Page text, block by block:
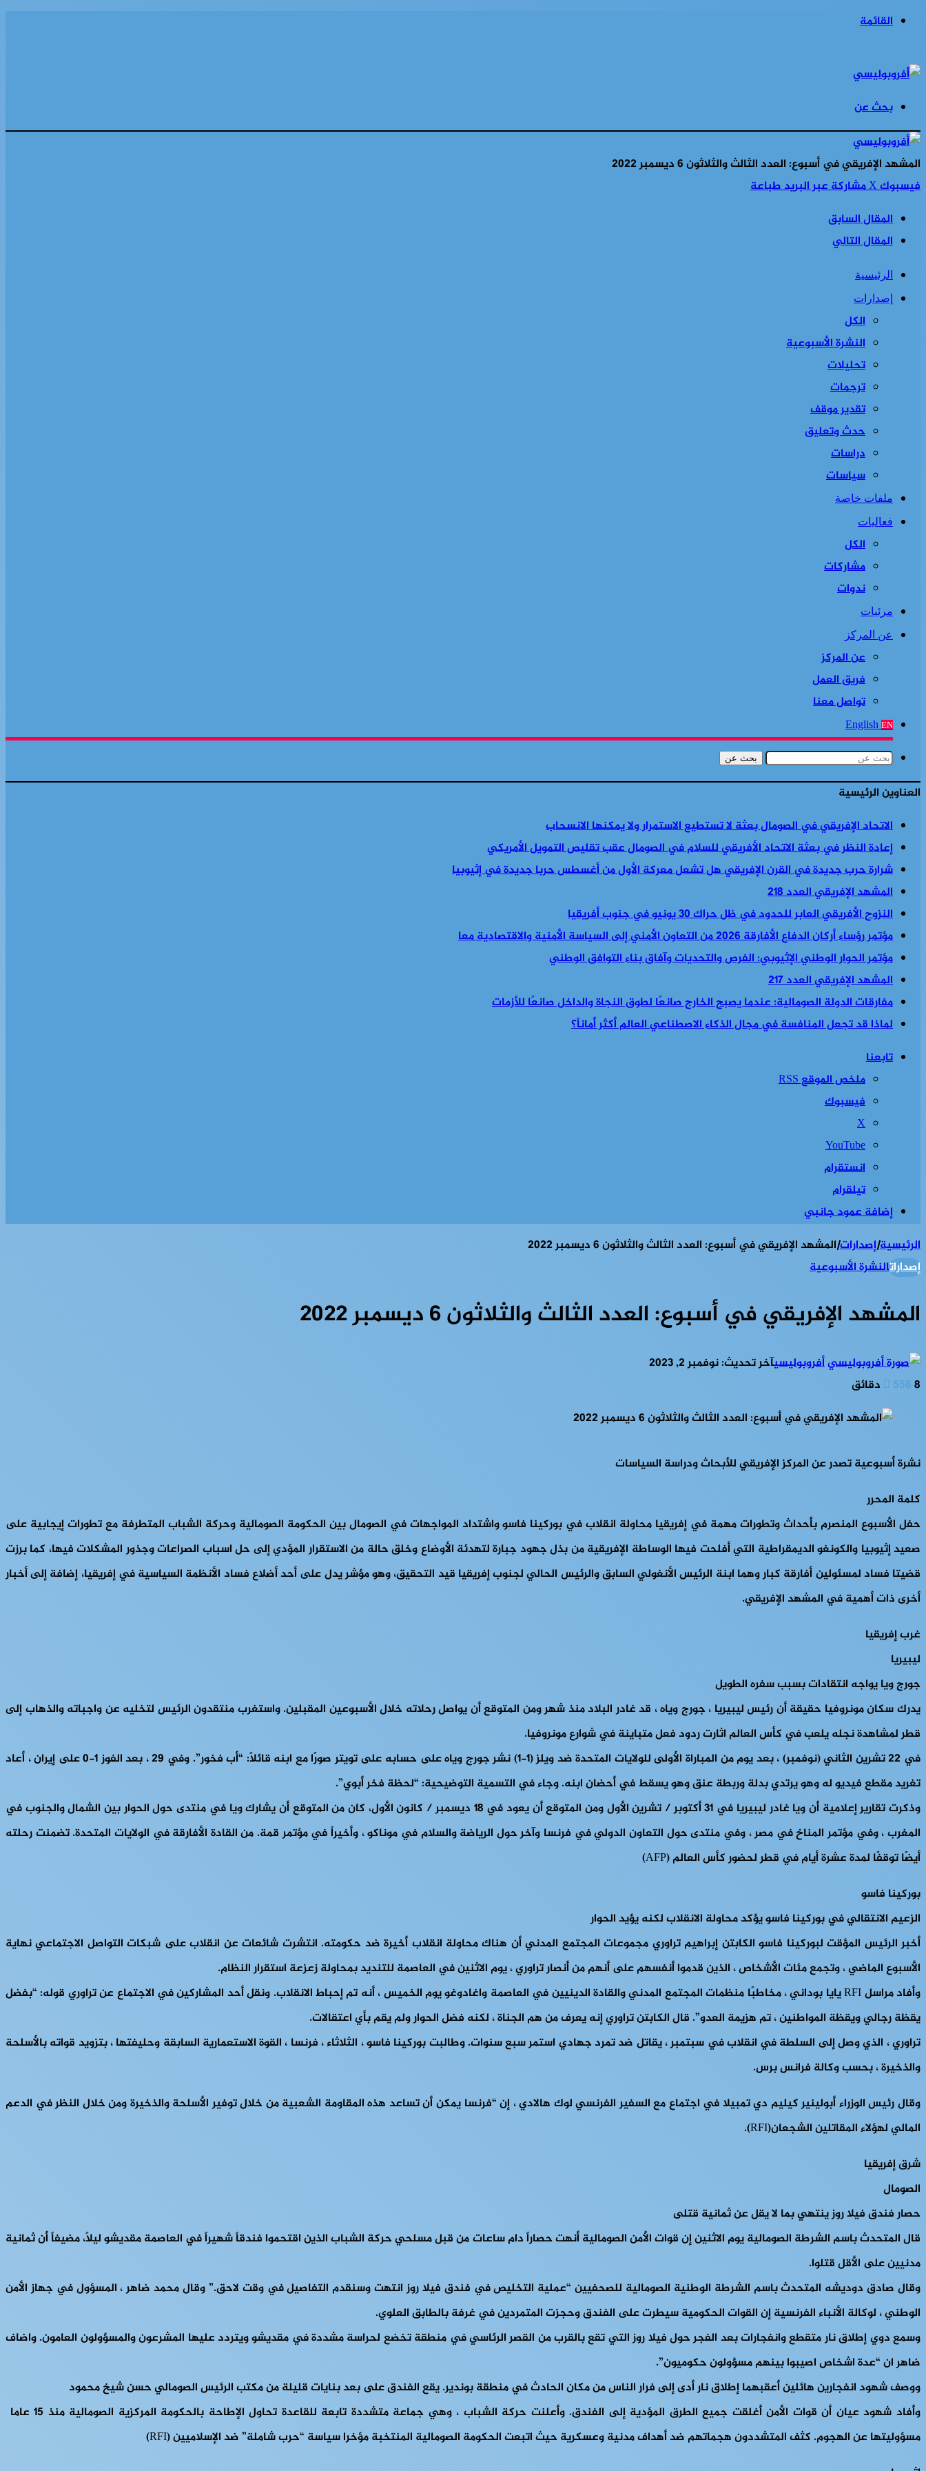
القائمة
بحث عن
المشهد الإفريقي في أسبوع: العدد الثالث والثلاثون 6 ديسمبر 2022
فيسبوك‫Xمشاركة عبر البريدطباعة
المقال السابق
المقال التالي
الرئيسية
إصدارات
الكل
النشرة الأسبوعية
تحليلات
ترجمات
تقدير موقف
حدث وتعليق
دراسات
سياسات
ملفات خاصة
فعاليات
الكل
مشاركات
ندوات
مرئيات
عن المركز
عن المركز
فريق العمل
تواصل معنا
English EN
بحث عن
العناوين الرئيسية
الاتحاد الإفريقي في الصومال بعثة لا تستطيع الاستمرار ولا يمكنها الانسحاب
إعادة النظر في بعثة الاتحاد الأفريقي للسلام في الصومال عقب تقليص التمويل الأمريكي
شرارة حرب جديدة في القرن الإفريقي هل تشعل معركة الأول من أغسطس حربا جديدة في إثيوبيا
المشهد الإفريقي العدد 218
النزوح الأفريقي العابر للحدود في ظل حراك 30 يونيو في جنوب أفريقيا
مؤتمر رؤساء أركان الدفاع الأفارقة 2026 من التعاون الأمني إلى السياسة الأمنية والاقتصادية معا
مؤتمر الحوار الوطني الإثيوبي: الفرص والتحديات وآفاق بناء التوافق الوطني
المشهد الإفريقي العدد 217
مفارقات الدولة الصومالية: عندما يصبح الخارج صانعًا لطوق النجاة والداخل صانعًا للأزمات
لماذا قد تجعل المنافسة في مجال الذكاء الاصطناعي العالم أكثر أماناً؟
تابعنا
ملخص الموقع RSS
فيسبوك
‫X
‫YouTube
انستقرام
تيلقرام
إضافة عمود جانبي
الرئيسية|إصدارات|المشهد الإفريقي في أسبوع: العدد الثالث والثلاثون 6 ديسمبر 2022
إصداراتالنشرة الأسبوعية
المشهد الإفريقي في أسبوع: العدد الثالث والثلاثون 6 ديسمبر 2022
أفروبوليسيآخر تحديث: نوفمبر 2, 2023
5568 دقائق
نشرة أسبوعية تصدر عن المركز الإفريقي للأبحاث ودراسة السياسات
كلمة المحرر
حفل الأسبوع المنصرم بأحداث وتطورات مهمة في إفريقيا محاولة انقلاب في بوركينا فاسو واشتداد المواجهات في الصومال بين الحكومة الصومالية وحركة الشباب المتطرفة مع تطورات إيجابية على
صعيد إثيوبيا والكونغو الديمقراطية التي أفلحت فيها الوساطة الإفريقية من بذل جهود جبارة لتهدئة الأوضاع وخلق حالة من الاستقرار المؤدي إلى حل اسباب الصراعات وجذور المشكلات فيها، كما برزت
قضيتا فساد لمسئولين أفارقة كبار وهما ابنة الرئيس الأنغولي السابق والرئيس الحالي لجنوب إفريقيا قيد التحقيق، وهو مؤشر يدل على أحد أضلاع فساد الأنظمة السياسية في إفريقيا، إضافة إلى أخبار
أخرى ذات أهمية في المشهد الإفريقي.
غرب إفريقيا
ليبيريا
جورج ويا يواجه انتقادات بسبب سفره الطويل
يدرك سكان مونروفيا حقيقة أن رئيس ليبيريا ، جورج وياه ، قد غادر البلاد منذ شهر ومن المتوقع أن يواصل رحلاته خلال الأسبوعين المقبلين. واستغرب منتقدون الرئيس لتخليه عن واجباته والذهاب إلى
قطر لمشاهدة نجله يلعب في كأس العالم اثارت ردود فعل متباينة في شوارع مونروفيا.
في 22 تشرين الثاني (نوفمبر) ، بعد يوم من المباراة الأولى للولايات المتحدة ضد ويلز (1-1) نشر جورج وياه على حسابه على تويتر صورًا مع ابنه قائلاً: “أب فخور”. وفي 29 ، بعد الفوز 1-0 على إيران ، أعاد
تغريد مقطع فيديو له وهو يرتدي بدلة وربطة عنق وهو يسقط في أحضان ابنه. وجاء في التسمية التوضيحية: “لحظة فخر أبوي”.
وذكرت تقارير إعلامية أن ويا غادر ليبيريا في 31 أكتوبر / تشرين الأول ومن المتوقع أن يعود في 18 ديسمبر / كانون الأول، كان من المتوقع أن يشارك ويا في منتدى حول الحوار بين الشمال والجنوب في
المغرب ، وفي مؤتمر المناخ في مصر ، وفي منتدى حول التعاون الدولي في فرنسا وآخر حول الرياضة والسلام في موناكو ، وأخيراً في مؤتمر قمة. من القادة الأفارقة في الولايات المتحدة. تضمنت رحلته
أيضًا توقفًا لمدة عشرة أيام في قطر لحضور كأس العالم (AFP)
بوركينا فاسو
الزعيم الانتقالي في بوركينا فاسو يؤكد محاولة الانقلاب لكنه يؤيد الحوار
أخبر الرئيس المؤقت لبوركينا فاسو الكابتن إبراهيم تراوري مجموعات المجتمع المدني أن هناك محاولة انقلاب أخيرة ضد حكومته. انتشرت شائعات عن انقلاب على شبكات التواصل الاجتماعي نهاية
الأسبوع الماضي ، وتجمع مئات الأشخاص ، الذين قدموا أنفسهم على أنهم من أنصار تراوري ، يوم الاثنين في العاصمة للتنديد بمحاولة زعزعة استقرار النظام.
وأفاد مراسل RFI يايا بوداني ، مخاطبًا منظمات المجتمع المدني والقادة الدينيين في العاصمة واغادوغو يوم الخميس ، أنه تم إحباط الانقلاب. ونقل أحد المشاركين في الاجتماع عن تراوري قوله: “بفضل
يقظة رجالي ويقظة المواطنين ، تم هزيمة العدو”. قال الكابتن تراوري إنه يعرف من هم الجناة ، لكنه فضل الحوار ولم يقم بأي اعتقالات.
تراوري ، الذي وصل إلى السلطة في انقلاب في سبتمبر ، يقاتل ضد تمرد جهادي استمر سبع سنوات. وطالبت بوركينا فاسو ، الثلاثاء ، فرنسا ، القوة الاستعمارية السابقة وحليفتها ، بتزويد قواته بالأسلحة
والذخيرة ، بحسب وكالة فرانس برس.
وقال رئيس الوزراء أبولينير كيليم دي تمبيلا في اجتماع مع السفير الفرنسي لوك هالادي ، إن “فرنسا يمكن أن تساعد هذه المقاومة الشعبية من خلال توفير الأسلحة والذخيرة ومن خلال النظر في الدعم
المالي لهؤلاء المقاتلين الشجعان(RFI).
شرق إفريقيا
الصومال
حصار فندق فيلا روز ينتهي بما لا يقل عن ثمانية قتلى
قال المتحدث باسم الشرطة الصومالية يوم الاثنين إن قوات الأمن الصومالية أنهت حصاراً دام ساعات من قبل مسلحي حركة الشباب الذين اقتحموا فندقاً شهيراً في العاصمة مقديشو ليلاً، مضيفاً أن ثمانية
مدنيين على الأقل قتلوا.
وقال صادق دوديشه المتحدث باسم الشرطة الوطنية الصومالية للصحفيين “عملية التخليص في فندق فيلا روز انتهت وسنقدم التفاصيل في وقت لاحق.” وقال محمد ضاهر ، المسؤول في جهاز الأمن
الوطني ، لوكالة الأنباء الفرنسية إن القوات الحكومية سيطرت على الفندق وحجزت المتمردين في غرفة بالطابق العلوي.
وسمع دوي إطلاق نار متقطع وانفجارات بعد الفجر حول فيلا روز التي تقع بالقرب من القصر الرئاسي في منطقة تخضع لحراسة مشددة في مقديشو ويتردد عليها المشرعون والمسؤولون العامون. واضاف
ضاهر ان “عدة اشخاص اصيبوا بينهم مسؤولون حكوميون”.
ووصف شهود انفجارين هائلين أعقبهما إطلاق نار أدى إلى فرار الناس من مكان الحادث في منطقة بوندير. يقع الفندق على بعد بنايات قليلة من مكتب الرئيس الصومالي حسن شيخ محمود
وأفاد شهود عيان أن قوات الأمن أغلقت جميع الطرق المؤدية إلى الفندق. وأعلنت حركة الشباب ، وهي جماعة متشددة تابعة للقاعدة تحاول الإطاحة بالحكومة المركزية الصومالية منذ 15 عاما
مسؤوليتها عن الهجوم. كثف المتشددون هجماتهم ضد أهداف مدنية وعسكرية حيث اتبعت الحكومة الصومالية المنتخبة مؤخرا سياسة “حرب شاملة” ضد الإسلاميين (RFI)